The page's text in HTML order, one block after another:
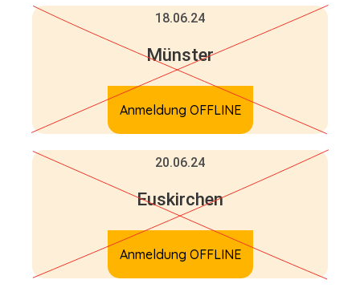
18.06.24
Münster
Anmeldung OFFLINE
20.06.24
Euskirchen
Anmeldung OFFLINE